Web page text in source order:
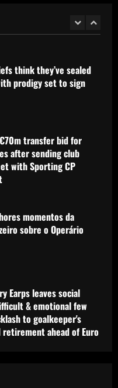
think they’ve sealed
prodigy set to sign
transfer bid for
after sending club
with Sporting CP
momentos da
sobre o Operário
Earps leaves social
& emotional few
to goalkeeper's
retirement ahead of Euro
help Fernandes